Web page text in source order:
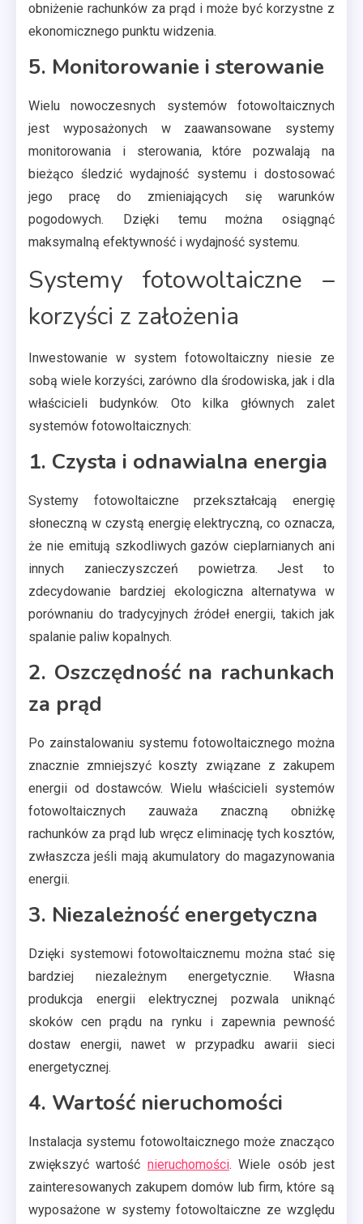
obniżenie rachunków za prąd i może być korzystne z
ekonomicznego punktu widzenia.
5. Monitorowanie i sterowanie
Wielu nowoczesnych systemów fotowoltaicznych
jest wyposażonych w zaawansowane systemy
monitorowania i sterowania, które pozwalają na
bieżąco śledzić wydajność systemu i dostosować
jego pracę do zmieniających się warunków
pogodowych. Dzięki temu można osiągnąć
maksymalną efektywność i wydajność systemu.
Systemy fotowoltaiczne –
korzyści z założenia
Inwestowanie w system fotowoltaiczny niesie ze
sobą wiele korzyści, zarówno dla środowiska, jak i dla
właścicieli budynków. Oto kilka głównych zalet
systemów fotowoltaicznych:
1. Czysta i odnawialna energia
Systemy fotowoltaiczne przekształcają energię
słoneczną w czystą energię elektryczną, co oznacza,
że nie emitują szkodliwych gazów cieplarnianych ani
innych zanieczyszczeń powietrza. Jest to
zdecydowanie bardziej ekologiczna alternatywa w
porównaniu do tradycyjnych źródeł energii, takich jak
spalanie paliw kopalnych.
2. Oszczędność na rachunkach
za prąd
Po zainstalowaniu systemu fotowoltaicznego można
znacznie zmniejszyć koszty związane z zakupem
energii od dostawców. Wielu właścicieli systemów
fotowoltaicznych zauważa znaczną obniżkę
rachunków za prąd lub wręcz eliminację tych kosztów,
zwłaszcza jeśli mają akumulatory do magazynowania
energii.
3. Niezależność energetyczna
Dzięki systemowi fotowoltaicznemu można stać się
bardziej niezależnym energetycznie. Własna
produkcja energii elektrycznej pozwala uniknąć
skoków cen prądu na rynku i zapewnia pewność
dostaw energii, nawet w przypadku awarii sieci
energetycznej.
4. Wartość nieruchomości
Instalacja systemu fotowoltaicznego może znacząco
zwiększyć wartość nieruchomości. Wiele osób jest
zainteresowanych zakupem domów lub firm, które są
wyposażone w systemy fotowoltaiczne ze względu